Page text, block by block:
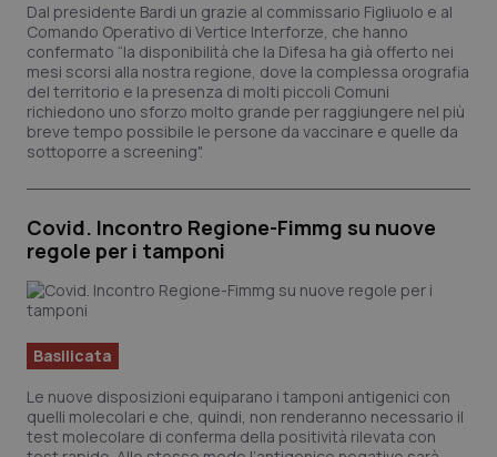
Dal presidente Bardi un grazie al commissario Figliuolo e al
Comando Operativo di Vertice Interforze, che hanno
confermato “la disponibilità che la Difesa ha già offerto nei
mesi scorsi alla nostra regione, dove la complessa orografia
del territorio e la presenza di molti piccoli Comuni
richiedono uno sforzo molto grande per raggiungere nel più
breve tempo possibile le persone da vaccinare e quelle da
sottoporre a screening".
Covid. Incontro Regione-Fimmg su nuove
regole per i tamponi
Basilicata
Le nuove disposizioni equiparano i tamponi antigenici con
quelli molecolari e che, quindi, non renderanno necessario il
test molecolare di conferma della positività rilevata con